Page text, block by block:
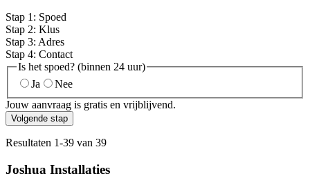
Stap 1 : Spoed
Stap 2: Klus
Stap 3: Adres
Stap 4: Contact
Is het spoed? (binnen 24 uur)
Ja
Nee
Jouw aanvraag is gratis en vrijblijvend.
Volgende stap
Resultaten 1-39 van 39
Joshua Installaties